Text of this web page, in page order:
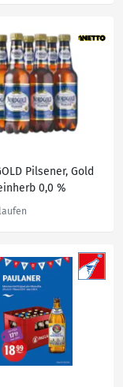
Pilsener, Gold
0,0 %